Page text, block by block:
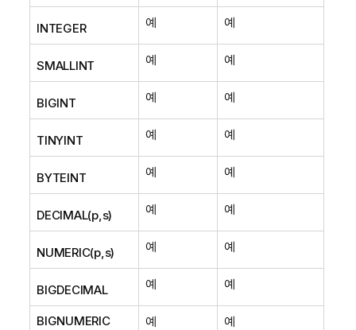
INTEGER 예 예
SMALLINT 예 예
BIGINT 예 예
TINYINT 예 예
BYTEINT 예 예
DECIMAL(p,s) 예 예
NUMERIC(p,s) 예 예
BIGDECIMAL 예 예
BIGNUMERIC 예 예